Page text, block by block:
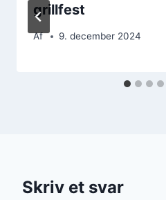
grillfest
Af 9. december 2024
Skriv et svar